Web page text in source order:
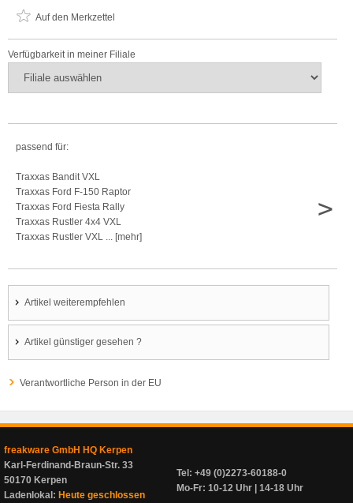
Auf den Merkzettel
Verfügbarkeit in meiner Filiale
passend für:
Traxxas Bandit VXL
Traxxas Ford F-150 Raptor
Traxxas Ford Fiesta Rally
Traxxas Rustler 4x4 VXL
Traxxas Rustler VXL ... [mehr]
>
Artikel weiterempfehlen
Artikel günstiger gesehen ?
Verantwortliche Person in der EU
freakware GmbH HQ Kerpen
Karl-Ferdinand-Braun-Str. 33
50170 Kerpen
Ladenlokal: Heute geschlossen
Tel: +49 (0)2273-60188-0
Mo-Fr: 10-12 Uhr | 14-18 Uhr